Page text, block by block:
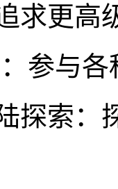
求更高
参与
探索：